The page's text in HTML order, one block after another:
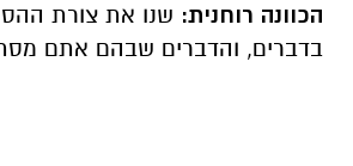
הכוונה רוחנית: שנו את צורת
בדברים, והדברים שבהם אתם